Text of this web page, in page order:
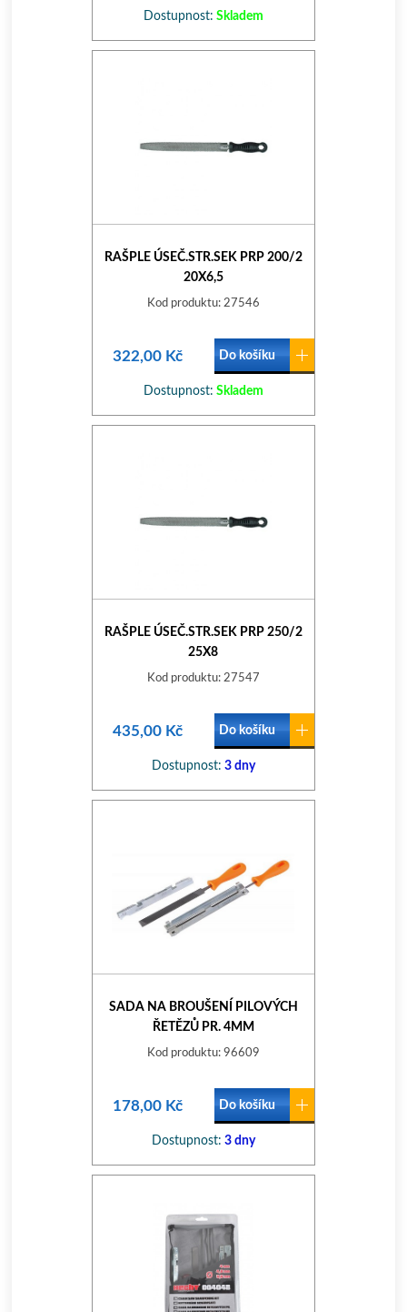
Dostupnost: Skladem
RAŠPLE ÚSEČ.STR.SEK PRP 200/2
20X6,5
Kod produktu: 27546
322,00 Kč Do košíku
Dostupnost: Skladem
RAŠPLE ÚSEČ.STR.SEK PRP 250/2
25X8
Kod produktu: 27547
435,00 Kč Do košíku
Dostupnost: 3 dny
SADA NA BROUŠENÍ PILOVÝCH
ŘETĚZŮ PR. 4MM
Kod produktu: 96609
178,00 Kč Do košíku
Dostupnost: 3 dny